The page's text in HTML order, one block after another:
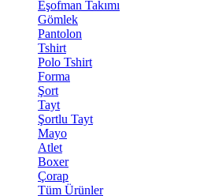
Eşofman Takımı
Gömlek
Pantolon
Tshirt
Polo Tshirt
Forma
Şort
Tayt
Şortlu Tayt
Mayo
Atlet
Boxer
Çorap
Tüm Ürünler